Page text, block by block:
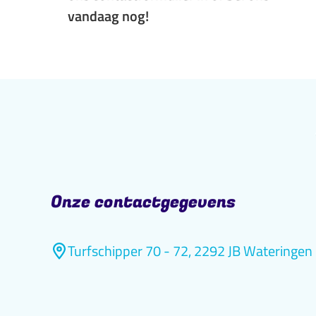
vandaag nog!
Onze contactgegevens
Postadres
Turfschipper 70 - 72, 2292 JB Wateringen